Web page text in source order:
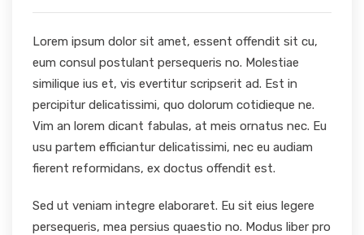
Lorem ipsum dolor sit amet, essent offendit sit cu,
eum consul postulant persequeris no. Molestiae
similique ius et, vis evertitur scripserit ad. Est in
percipitur delicatissimi, quo dolorum cotidieque ne.
Vim an lorem dicant fabulas, at meis ornatus nec. Eu
usu partem efficiantur delicatissimi, nec eu audiam
fierent reformidans, ex doctus offendit est.
Sed ut veniam integre elaboraret. Eu sit eius legere
persequeris, mea persius quaestio no. Modus liber pro